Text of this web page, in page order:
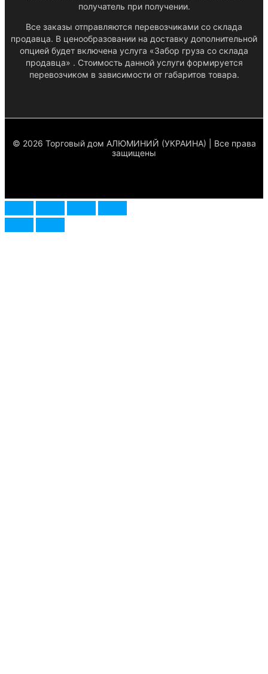
получатель при получении.
Все заказы отправляются перевозчиками со склада
продавца. В ценообразовании на доставку дополнительной
опцией будет включена услуга «Забор груза со склада
продавца» . Стоимость данной услуги формируется
перевозчиком в зависимости от габаритов товара.
© 2026 Торговый дом АЛЮМИНИЙ (УКРАИНА) | Все права
защищены